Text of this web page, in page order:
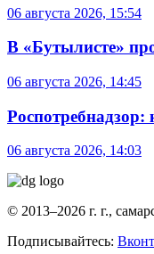
06 августа 2026, 15:54
В «Бутылисте»
06 августа 2026, 14:45
06 августа 2026, 14:03
© 2013–2026 г. г.,
Подписывайтесь: